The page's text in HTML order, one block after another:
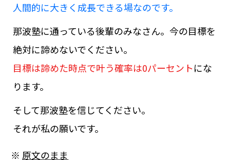
人間的に大きく成長できる場なのです。
那波塾に通っている後輩のみなさん。今の目標を
絶対に諦めないでください。
目標は諦めた時点で叶う確率は0パーセントにな
ります。
そして那波塾を信じてください。
それが私の願いです。
※ 原文のまま